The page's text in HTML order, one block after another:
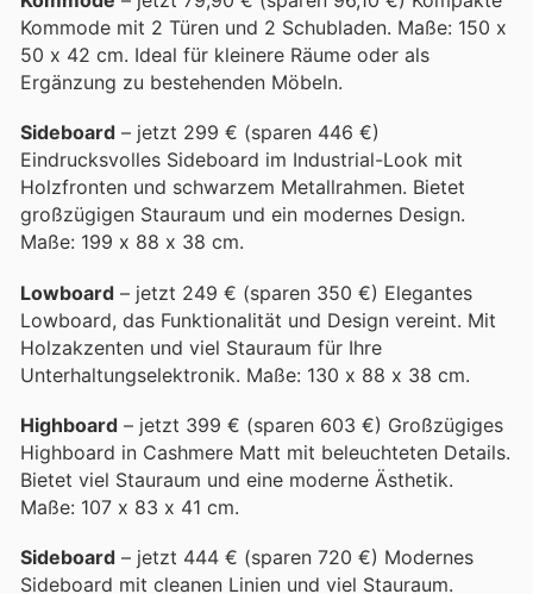
Kommode mit 2 Türen und 2 Schubladen. Maße: 150 x
50 x 42 cm. Ideal für kleinere Räume oder als
Ergänzung zu bestehenden Möbeln.
Sideboard – jetzt 299 € (sparen 446 €)
Eindrucksvolles Sideboard im Industrial-Look mit
Holzfronten und schwarzem Metallrahmen. Bietet
großzügigen Stauraum und ein modernes Design.
Maße: 199 x 88 x 38 cm.
Lowboard – jetzt 249 € (sparen 350 €) Elegantes
Lowboard, das Funktionalität und Design vereint. Mit
Holzakzenten und viel Stauraum für Ihre
Unterhaltungselektronik. Maße: 130 x 88 x 38 cm.
Highboard – jetzt 399 € (sparen 603 €) Großzügiges
Highboard in Cashmere Matt mit beleuchteten Details.
Bietet viel Stauraum und eine moderne Ästhetik.
Maße: 107 x 83 x 41 cm.
Sideboard – jetzt 444 € (sparen 720 €) Modernes
Sideboard mit cleanen Linien und viel Stauraum.